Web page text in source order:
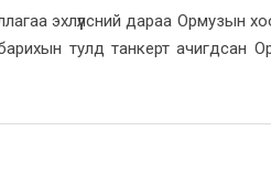
эхлүүлсний дараа Ормузын
тулд танкерт ачигдсан